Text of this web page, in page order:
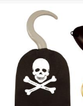
Markér pirat